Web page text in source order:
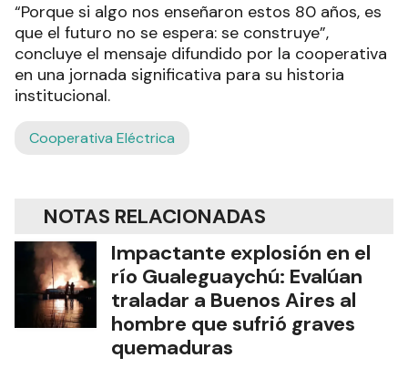
“Porque si algo nos enseñaron estos 80 años, es
que el futuro no se espera: se construye”,
concluye el mensaje difundido por la cooperativa
en una jornada significativa para su historia
institucional.
Cooperativa Eléctrica
NOTAS RELACIONADAS
Impactante explosión en el
río Gualeguaychú: Evalúan
traladar a Buenos Aires al
hombre que sufrió graves
quemaduras